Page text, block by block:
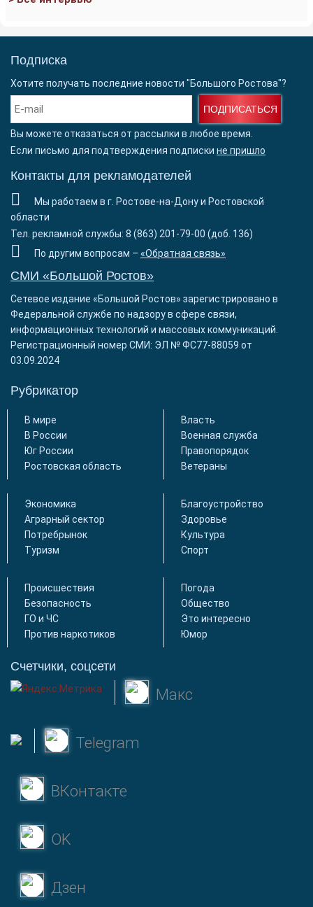
Подписка
Хотите получать последние новости "Большого Ростова"?
ПОДПИСАТЬСЯ
Вы можете отказаться от рассылки в любое время.
Если письмо для подтверждения подписки не пришло
Контакты для рекламодателей
Мы работаем в г. Ростове-на-Дону и Ростовской
области
Тел. рекламной службы: 8 (863) 201-79-00 (доб. 136)
По другим вопросам – «Обратная связь»
СМИ «Большой Ростов»
Сетевое издание «Большой Ростов» зарегистрировано в
Федеральной службе по надзору в сфере связи,
информационных технологий и массовых коммуникаций.
Регистрационный номер СМИ: ЭЛ № ФС77-88059 от
03.09.2024
Рубрикатор
В мире
В России
Юг России
Ростовская область
Власть
Военная служба
Правопорядок
Ветераны
Экономика
Аграрный сектор
Потребрынок
Туризм
Благоустройство
Здоровье
Культура
Спорт
Происшествия
Безопасность
ГО и ЧС
Против наркотиков
Погода
Общество
Это интересно
Юмор
Счетчики, соцсети
Макс
Telegram
ВКонтакте
OK
Дзен